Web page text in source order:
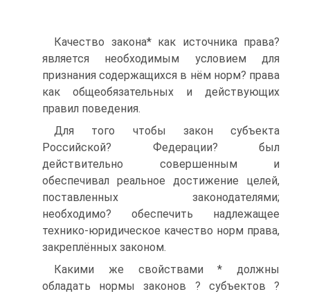
Качество закона* как источника права?
является необходимым условием для
признания содержащихся в нём норм? права
как общеобязательных и действующих
правил поведения.
Для того чтобы закон субъекта
Российской? Федерации? был
действительно совершенным и
обеспечивал реальное достижение целей,
поставленных законодателями;
необходимо? обеспечить надлежащее
технико-юридическое качество норм права,
закреплённых законом.
Какими же свойствами * должны
обладать нормы законов ? субъектов ?